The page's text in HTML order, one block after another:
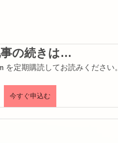
の続きは…
を定期購読してお読みください。
今すぐ申込む